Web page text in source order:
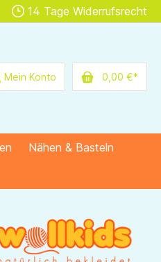
14 Tage Widerrufsrecht
Mein Konto 0,00 €*
Nähen & Basteln